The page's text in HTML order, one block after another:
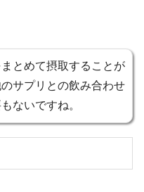
とめて摂取することが
サプリとの飲み合わせ
ないですね。